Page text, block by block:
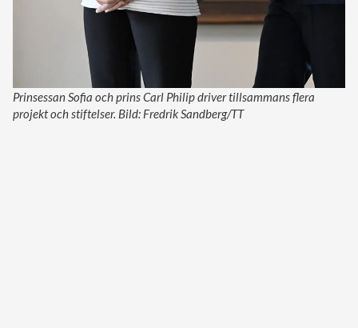
Prinsessan Sofia och prins Carl Philip driver tillsammans flera
projekt och stiftelser. Bild: Fredrik Sandberg/TT